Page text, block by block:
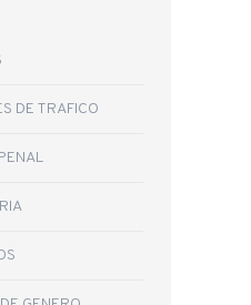
DE TRAFICO